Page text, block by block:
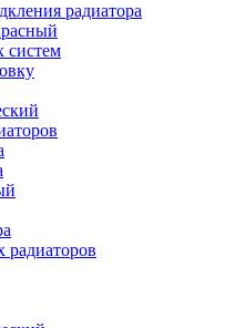
радиатора
систем